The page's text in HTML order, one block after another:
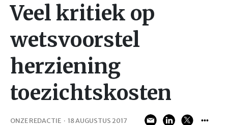
Veel kritiek op
wetsvoorstel
herziening
toezichtskosten
ONZE REDACTIE · 18 AUGUSTUS 2017